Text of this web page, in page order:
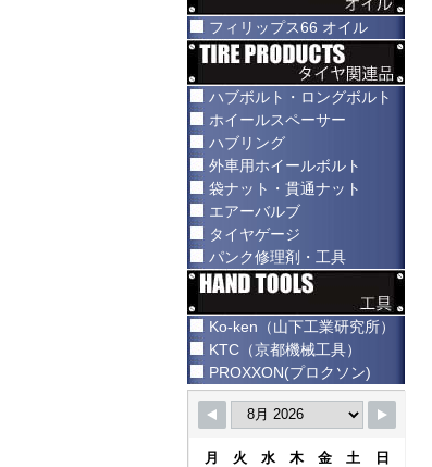
フィリップス66 オイル
ハブボルト・ロングボルト
ホイールスペーサー
ハブリング
外車用ホイールボルト
袋ナット・貫通ナット
エアーバルブ
タイヤゲージ
パンク修理剤・工具
Ko-ken（山下工業研究所）
KTC（京都機械工具）
PROXXON(プロクソン)
月 火 水 木 金 土 日